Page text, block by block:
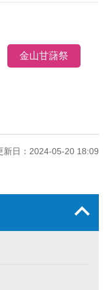
金山甘藷祭
新日：2024-05-20 18:09